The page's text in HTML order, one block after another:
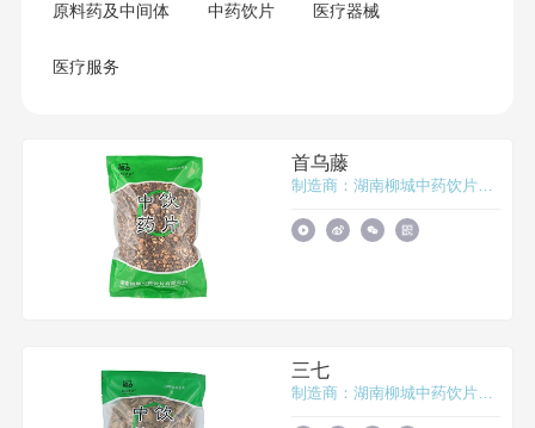
原料药及中间体 中药饮片 医疗器械
医疗服务
首乌藤
制造商：湖南柳城中药饮片有限公司
三七